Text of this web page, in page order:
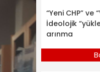
“Yeni CHP” ve
İdeolojik
arınma